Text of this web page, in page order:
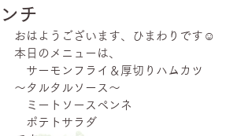
ンチ
おはようございます、ひまわりです☺
本日のメニューは、
サーモンフライ＆厚切りハムカツ
～タルタルソース～
ミートソースペンネ
ポテトサラダ